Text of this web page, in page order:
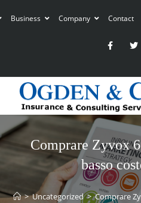
Business Company Contact
Comprare Zyvox
basso
> Uncategorized > Comprare